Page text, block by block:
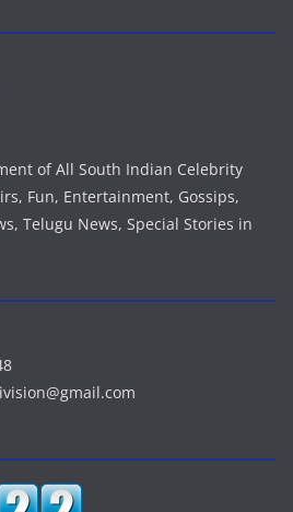
of All South Indian Celebrity
Fun, Entertainment, Gossips,
Telugu News, Special Stories in